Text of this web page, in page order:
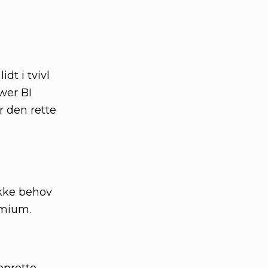
i tvivl
BI
den rette
behov